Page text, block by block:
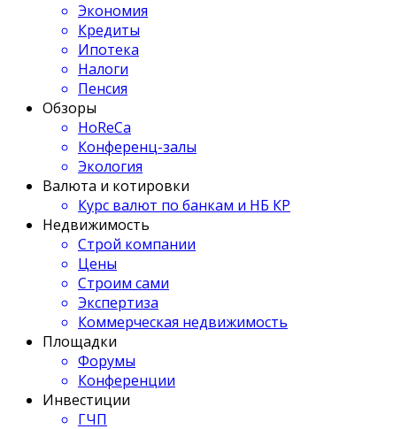
Экономия
Кредиты
Ипотека
Налоги
Пенсия
Обзоры
HoReCa
Конференц-залы
Экология
Валюта и котировки
Курс валют по банкам и НБ КР
Недвижимость
Строй компании
Цены
Строим сами
Экспертиза
Коммерческая недвижимость
Площадки
Форумы
Конференции
Инвестиции
ГЧП